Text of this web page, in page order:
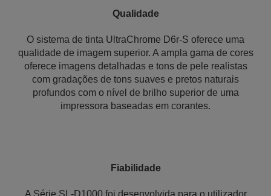
Qualidade
O sistema de tinta UltraChrome D6r-S oferece uma
qualidade de imagem superior. A ampla gama de cores
oferece imagens detalhadas e tons de pele realistas
com gradações de tons suaves e pretos naturais
profundos com o nível de brilho superior de uma
impressora baseadas em corantes.
Fiabilidade
A Série SL-D1000 foi desenvolvida para o utilizador